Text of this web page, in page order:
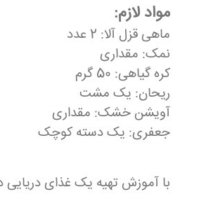
مواد لازم:
ماهی قزل آلا: 2 عدد
نمک: مقداری
کره گیاهی: 50 گرم
ریحان: یک مشت
آویشن خشک: مقداری
جعفری: یک دسته کوچک
با آموزش تهیه یک غذای